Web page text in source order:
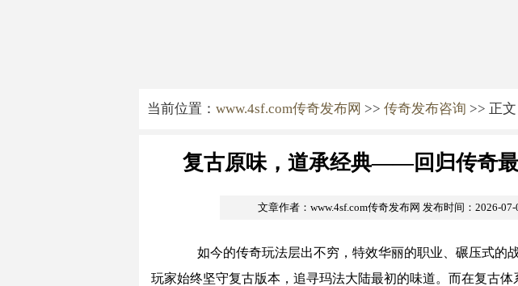
当前位置： www.4sf.com传奇发布网 >> 传奇发布咨询 >> 正文
复古原味，道承经典——回归传奇
文章作者：www.4sf.com传奇发布网 发布时间：2026-
如今的传奇玩法层出不穷，特效华丽的职业、碾压式的
玩家始终坚守复古版本，追寻玛法大陆最初的味道。而在复古